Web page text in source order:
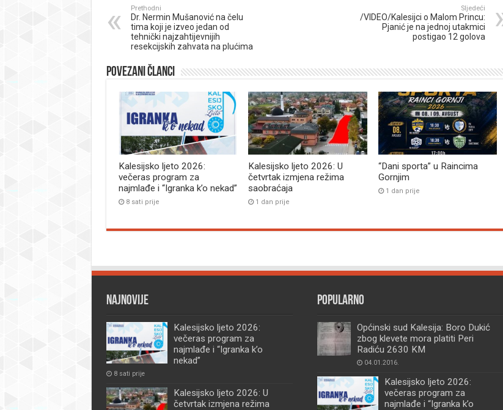
Prethodni
Dr. Nermin Mušanović na čelu
tima koji je izveo jedan od
tehnički najzahtijevnijih
resekcijskih zahvata na plućima
Sljedeći
/VIDEO/Kalesijci o Malom Princu:
Pjanić je na jednoj utakmici
postigao 12 golova
Povezani članci
Kalesijsko ljeto 2026:
večeras program za
najmlađe i “Igranka k’o nekad”
8 sati prije
Kalesijsko ljeto 2026: U
četvrtak izmjena režima
saobraćaja
1 dan prije
“Dani sporta” u Raincima
Gornjim
1 dan prije
Najnovije
Kalesijsko ljeto 2026:
večeras program za
najmlađe i “Igranka k’o
nekad”
8 sati prije
Kalesijsko ljeto 2026: U
četvrtak izmjena režima
Popularno
Općinski sud Kalesija: Boro Dukić
zbog klevete mora platiti Peri
Radiću 2630 KM
04.01.2016.
Kalesijsko ljeto 2026:
večeras program za
najmlađe i “Igranka k’o